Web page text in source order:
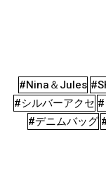
#Nina＆Jules
#シルバーアクセ
#デニムバッグ